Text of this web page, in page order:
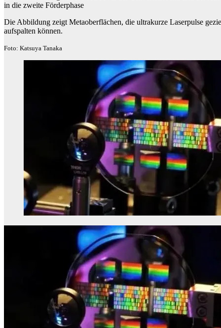
in die zweite Förderphase
Die Abbildung zeigt Metaoberflächen, die ultrakurze Laserpulse
aufspalten können.
Foto: Katsuya Tanaka